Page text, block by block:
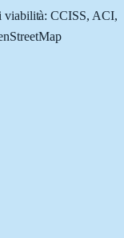
viabilità: CCISS, ACI,